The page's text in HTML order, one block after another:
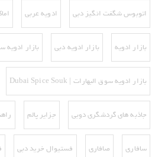
اتوبوس شگفت انگیز دبی ادویه عربی
بازار ادویه بازار ادویه دبی بازار ادویه
بازار ادویه سوق البهارات | Dubai Spice Souk
جاذبه های گردشگری دوبی جزایر پالم
سافاری صافاری فستیوال خرید دبی